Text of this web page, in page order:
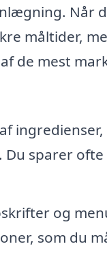
Når
måltider,
de mest
ingredienser,
sparer
og
som du